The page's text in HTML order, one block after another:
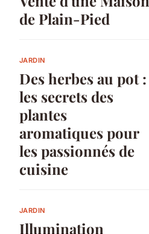
de Plain-Pied
JARDIN
Des herbes au pot :
les secrets des
plantes
aromatiques pour
les passionnés de
cuisine
JARDIN
Illumination